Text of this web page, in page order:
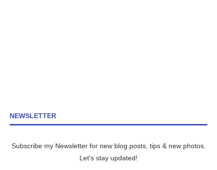
NEWSLETTER
Subscribe my Newsletter for new blog posts, tips & new photos.
Let's stay updated!